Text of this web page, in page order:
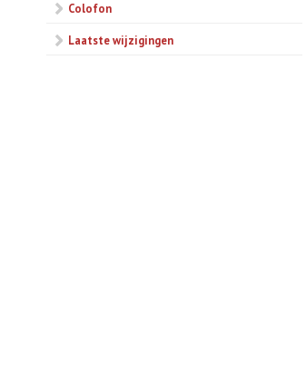
Colofon
Laatste wijzigingen